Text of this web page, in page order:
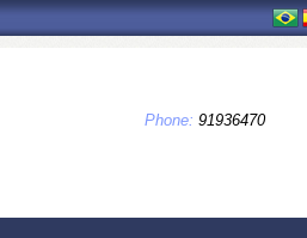
Phone: 91936470